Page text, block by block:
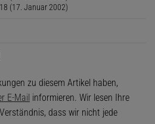
(17. Januar 2002)
zu diesem Artikel haben,
E-Mail informieren. Wir lesen Ihre
dass wir nicht jede